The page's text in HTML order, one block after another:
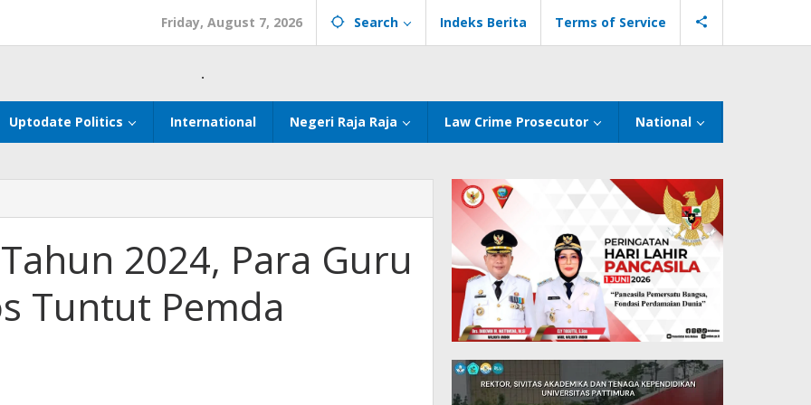
Friday, August 7, 2026 Search Indeks Berita Terms of Service
.
Uptodate Politics International Negeri Raja Raja Law Crime Prosecutor National
2024, Para Guru
Tuntut Pemda